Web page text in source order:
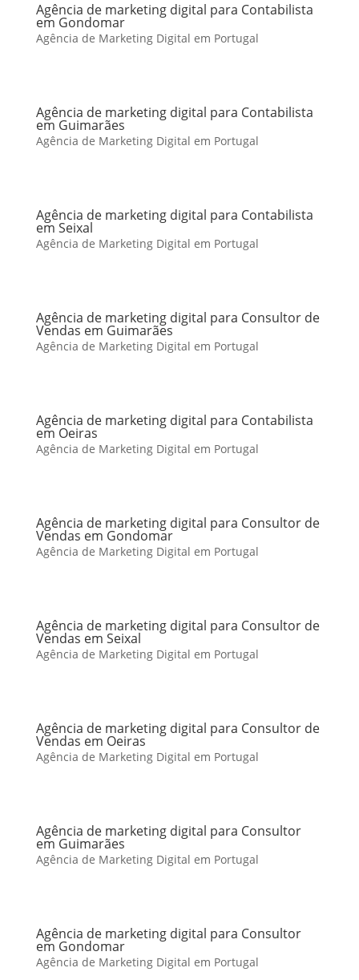
Agência de marketing digital para Contabilista
em Gondomar
Agência de Marketing Digital em Portugal
Agência de marketing digital para Contabilista
em Guimarães
Agência de Marketing Digital em Portugal
Agência de marketing digital para Contabilista
em Seixal
Agência de Marketing Digital em Portugal
Agência de marketing digital para Consultor de
Vendas em Guimarães
Agência de Marketing Digital em Portugal
Agência de marketing digital para Contabilista
em Oeiras
Agência de Marketing Digital em Portugal
Agência de marketing digital para Consultor de
Vendas em Gondomar
Agência de Marketing Digital em Portugal
Agência de marketing digital para Consultor de
Vendas em Seixal
Agência de Marketing Digital em Portugal
Agência de marketing digital para Consultor de
Vendas em Oeiras
Agência de Marketing Digital em Portugal
Agência de marketing digital para Consultor
em Guimarães
Agência de Marketing Digital em Portugal
Agência de marketing digital para Consultor
em Gondomar
Agência de Marketing Digital em Portugal